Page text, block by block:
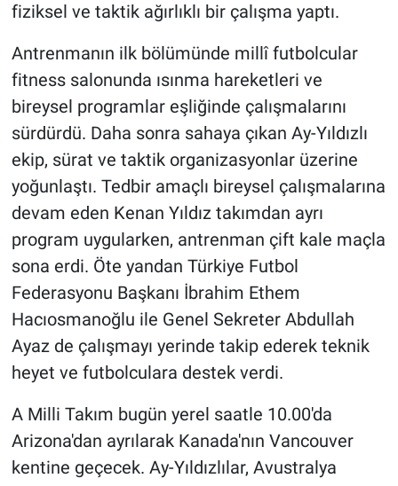
fiziksel ve taktik ağırlıklı bir çalışma yaptı.
Antrenmanın ilk bölümünde millî futbolcular
fitness salonunda ısınma hareketleri ve
bireysel programlar eşliğinde çalışmalarını
sürdürdü. Daha sonra sahaya çıkan Ay-Yıldızlı
ekip, sürat ve taktik organizasyonlar üzerine
yoğunlaştı. Tedbir amaçlı bireysel çalışmalarına
devam eden Kenan Yıldız takımdan ayrı
program uygularken, antrenman çift kale maçla
sona erdi. Öte yandan Türkiye Futbol
Federasyonu Başkanı İbrahim Ethem
Hacıosmanoğlu ile Genel Sekreter Abdullah
Ayaz de çalışmayı yerinde takip ederek teknik
heyet ve futbolculara destek verdi.
A Milli Takım bugün yerel saatle 10.00'da
Arizona'dan ayrılarak Kanada'nın Vancouver
kentine geçecek. Ay-Yıldızlılar, Avustralya